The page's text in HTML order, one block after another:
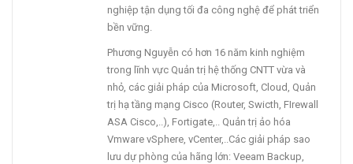
nghiệp tận dụng tối đa công nghệ để phát triển
bền vững.
Phương Nguyễn có hơn 16 năm kinh nghiệm
trong lĩnh vực Quản trị hệ thống CNTT vừa và
nhỏ, các giải pháp của Microsoft, Cloud, Quản
trị hạ tầng mạng Cisco (Router, Swicth, FIrewall
ASA Cisco,..), Fortigate,.. Quản trị ảo hóa
Vmware vSphere, vCenter,..Các giải pháp sao
lưu dự phòng của hãng lớn: Veeam Backup,